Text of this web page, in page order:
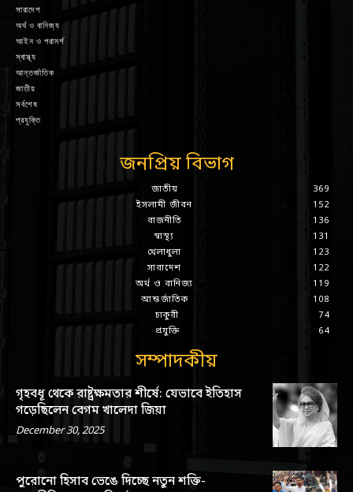
সারাদেশ
অর্থ ও বানিজ্য
আইন ও পরামর্শ
স্বাস্থ্য
আন্তর্জাতিক
জাতীয়
সর্বশেষ
প্রযুক্তি
জনপ্রিয় বিভাগ
জাতীয়
369
ইসলামী জীবন
152
রাজনীতি
136
স্বাস্থ্য
131
খেলাধুলা
123
সারাদেশ
122
অর্থ ও বানিজ্য
119
আন্তর্জাতিক
108
চাকুরী
74
প্রযুক্তি
64
সম্পাদকীয়
গৃহবধূ থেকে রাষ্ট্রক্ষমতার শীর্ষে: যেভাবে ইতিহাস
গড়েছিলেন বেগম খালেদা জিয়া
December 30, 2025
পুরোনো হিসাব ভেঙে দিচ্ছে নতুন শক্তি-